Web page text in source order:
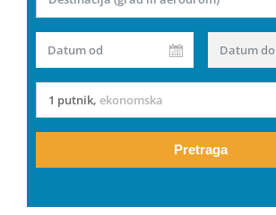
Datum od Datum do
1 putnik, ekonomska
Pretraga